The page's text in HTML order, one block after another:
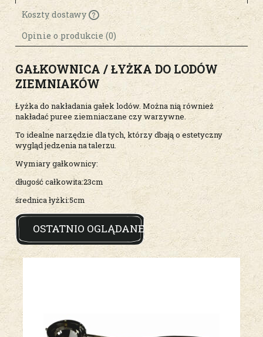
Koszty dostawy
Cena nie zawiera ewentualnych kosztów
płatności
Opinie o produkcie (0)
GAŁKOWNICA / ŁYŻKA DO LODÓW
ZIEMNIAKÓW
Łyżka do nakładania gałek lodów. Można nią również
nakładać puree ziemniaczane czy warzywne.
To idealne narzędzie dla tych, którzy dbają o estetyczny
wygląd jedzenia na talerzu.
Wymiary gałkownicy:
długość całkowita:23cm
średnica łyżki:5cm
OSTATNIO OGLĄDANE